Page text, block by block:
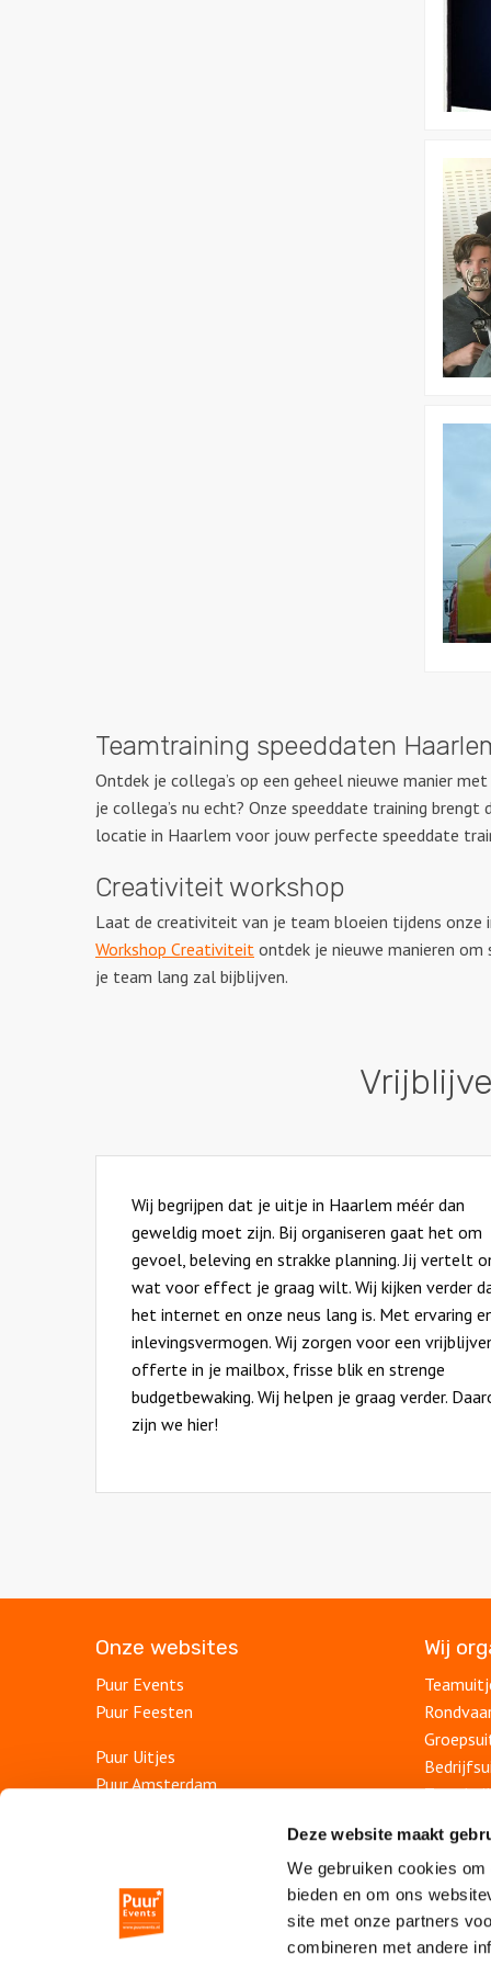
Deze website maakt
We gebruiken cookies
bieden en om ons
site met onze partners
combineren met andere
Teamtraining speeddaten
Ontdek je collega’s op een geheel nieuwe manier
je collega’s nu echt? Onze speeddate training
locatie in Haarlem voor jouw perfecte speeddate
Creativiteit workshop
Laat de creativiteit van je team bloeien tijdens onze
Workshop Creativiteit ontdek je nieuwe manieren
je team lang zal bijblijven.
Wij begrijpen dat je uitje in Haarlem méér dan
geweldig moet zijn. Bij organiseren gaat het om
gevoel, beleving en strakke planning. Jij vertelt
wat voor effect je graag wilt. Wij kijken verder
het internet en onze neus lang is. Met ervaring
inlevingsvermogen. Wij zorgen voor een
offerte in je mailbox, frisse blik en strenge
budgetbewaking. Wij helpen je graag verder.
zijn we hier!
Onze websites
Puur Events
Puur Feesten
Puur Uitjes
Puur Amsterdam
Escape Room Mysterium
Vergaderruimte De Grote Werf
Wij